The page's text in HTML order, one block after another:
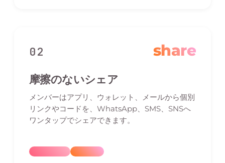
02 share
摩擦のないシェア
メンバーはアプリ、ウォレット、メールから個別
リンクやコードを、WhatsApp、SMS、SNSへ
ワンタップでシェアできます。